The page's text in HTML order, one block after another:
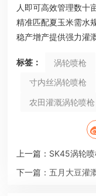
人即可高效管理数十
精准匹配夏玉米需水
稳产增产提供强力灌
标签： 涡轮喷枪
寸内丝涡轮喷枪
农田灌溉涡轮喷枪
上一篇： SK45涡轮
下一篇： 五月大豆灌